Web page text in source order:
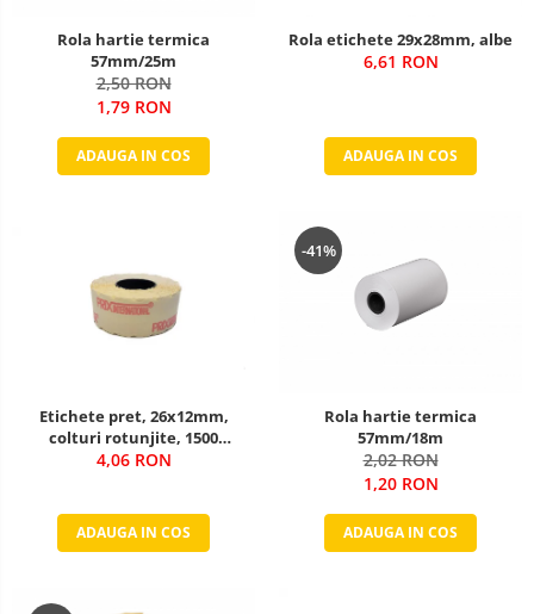
Rola hartie termica
57mm/25m
2,50 RON
1,79 RON
ADAUGA IN COS
Rola etichete 29x28mm, albe
6,61 RON
ADAUGA IN COS
Etichete pret, 26x12mm,
colturi rotunjite, 1500
buc/rola, alb
4,06 RON
ADAUGA IN COS
-41%
Rola hartie termica
57mm/18m
2,02 RON
1,20 RON
ADAUGA IN COS